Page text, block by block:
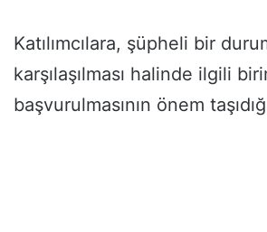
Katılımcılara, şüpheli bir
karşılaşılması halinde ilgili
başvurulmasının önem